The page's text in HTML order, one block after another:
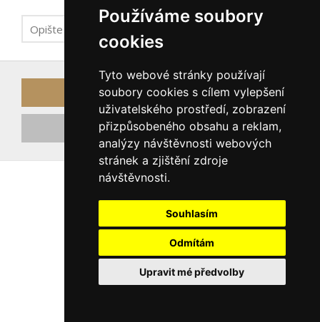
Používáme soubory
cookies
Tyto webové stránky používají
soubory cookies s cílem vylepšení
uživatelského prostředí, zobrazení
přizpůsobeného obsahu a reklam,
analýzy návštěvnosti webových
stránek a zjištění zdroje
návštěvnosti.
Souhlasím
Odmítám
Upravit mé předvolby
Odeslat odkaz k obnově hesla
Registrovat nový účet